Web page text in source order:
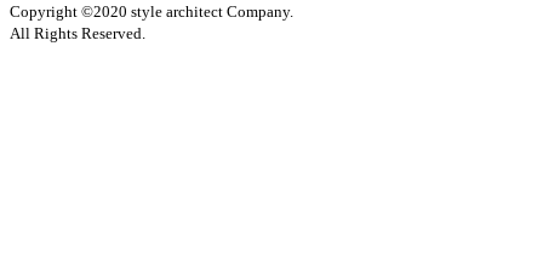
Copyright ©2020 style architect Company.
All Rights Reserved.